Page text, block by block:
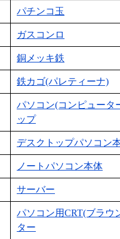
パチンコ玉
ガスコンロ
銅メッキ鉄
鉄カゴ(パレティーナ)
パソコン(コンピュータ
ップ
デスクトップパソコン
ノートパソコン本体
サーバー
パソコン用CRT(ブラウ
ター